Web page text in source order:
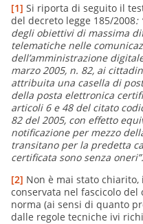
[1] Si riporta di seguito il
del decreto legge 185/2008:
degli obiettivi di massima
telematiche nelle
dell’amministrazione
marzo 2005, n. 82, ai
attribuita una casella di
della posta elettronica
articoli 6 e 48 del citato
82 del 2005, con effetto
notificazione per mezzo
transitano per la predetta
certificata sono senza oneri”.
[2] Non è mai stato
conservata nel fascicolo del
norma (ai sensi di quanto
dalle regole tecniche ivi